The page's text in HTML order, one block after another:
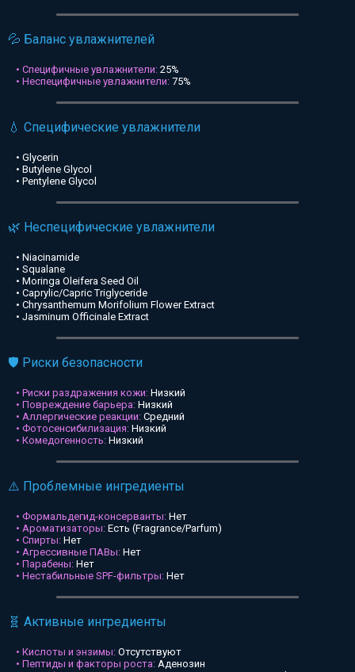
💦 Баланс увлажнителей
• Специфичные увлажнители: 25%
• Неспецифичные увлажнители: 75%
💧 Специфические увлажнители
• Glycerin
• Butylene Glycol
• Pentylene Glycol
🌿 Неспецифические увлажнители
• Niacinamide
• Squalane
• Moringa Oleifera Seed Oil
• Caprylic/Capric Triglyceride
• Chrysanthemum Morifolium Flower Extract
• Jasminum Officinale Extract
🛡️ Риски безопасности
• Риски раздражения кожи: Низкий
• Повреждение барьера: Низкий
• Аллергические реакции: Средний
• Фотосенсибилизация: Низкий
• Комедогенность: Низкий
⚠️ Проблемные ингредиенты
• Формальдегид-консерванты: Нет
• Ароматизаторы: Есть (Fragrance/Parfum)
• Спирты: Нет
• Агрессивные ПАВы: Нет
• Парабены: Нет
• Нестабильные SPF-фильтры: Нет
🧬 Активные ингредиенты
• Кислоты и энзимы: Отсутствуют
• Пептиды и факторы роста: Аденозин